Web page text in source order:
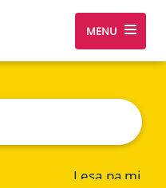
MENU
Lesa pa mi